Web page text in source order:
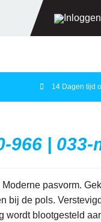
Inloggen
UW
14 Dagen tijd
966 |
pasvorm.
bij de pols.
wordt blootgesteld